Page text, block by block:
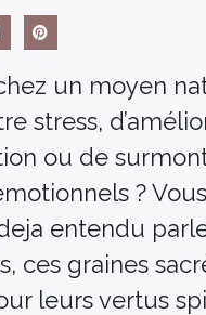
un moyen
stress,
ou de
?
entendu
ces graines
leurs vertus